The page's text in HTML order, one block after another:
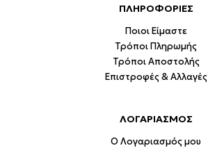
ΠΛΗΡΟΦΟΡΙΕΣ
Ποιοι Είμαστε
Τρόποι Πληρωμής
Τρόποι Αποστολής
Επιστροφές & Αλλαγές
ΛΟΓΑΡΙΑΣΜΟΣ
Ο Λογαριασμός μου